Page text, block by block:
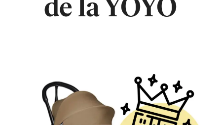
de la YOYO